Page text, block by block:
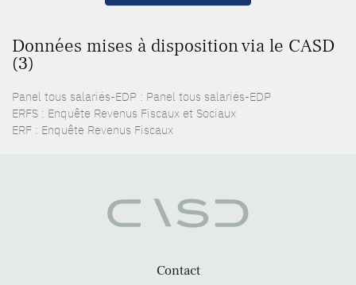
Données mises à disposition via le CASD
(3)
Panel tous salariés-EDP : Panel tous salariés-EDP
ERFS : Enquête Revenus Fiscaux et Sociaux
ERF : Enquête Revenus Fiscaux
Contact